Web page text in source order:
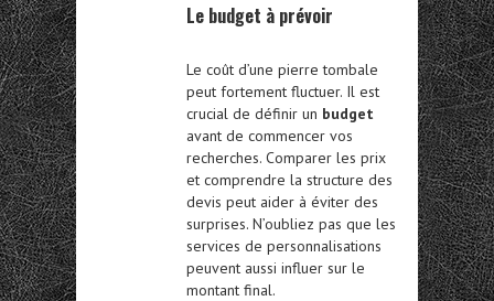
Le budget à prévoir
Le coût d’une pierre tombale
peut fortement fluctuer. Il est
crucial de définir un budget
avant de commencer vos
recherches. Comparer les prix
et comprendre la structure des
devis peut aider à éviter des
surprises. N’oubliez pas que les
services de personnalisations
peuvent aussi influer sur le
montant final.